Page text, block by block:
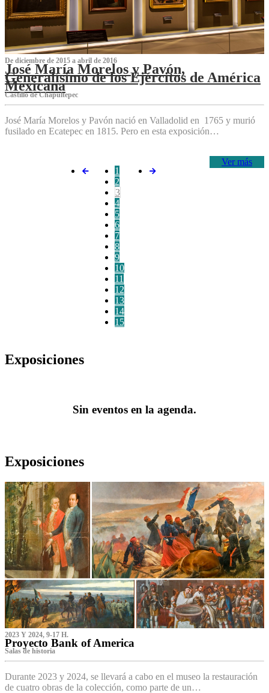
De diciembre de 2015 a abril de 2016
José María Morelos y Pavón,
Generalísimo de los Ejércitos de América
Mexicana
C‌astillo de Chapultepec
José María Morelos y Pavón nació en Valladolid en 1765 y murió
fusilado en Ecatepec en 1815. Pero en esta exposición…
Ver más
1
2
3
4
5
6
7
8
9
10
11
12
13
14
15
Exposiciones
Sin eventos en la agenda.
Exposiciones
2023 Y 2024, 9-17 H.
Proyecto Bank of America
S‌alas de historia
Durante 2023 y 2024, se llevará a cabo en el museo la restauración
de cuatro obras de la colección, como parte de un…